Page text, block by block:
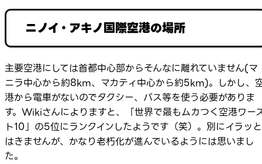
ニノイ・アキノ国際空港の場所
主要空港にしては首都中心部からそんなに離れていません(マ
ニラ中心から約8km、マカティ中心から約5km)。しかし、
港から電車がないのでタクシー、バス等を使う必要がありま
す。Wikiさんによりますと、「世界で最もムカつく空港ワー
ト10」の5位にランクインしたようです（笑）。別にイラッと
はきませんが、かなり老朽化が進んでいるようには思いまし
た。